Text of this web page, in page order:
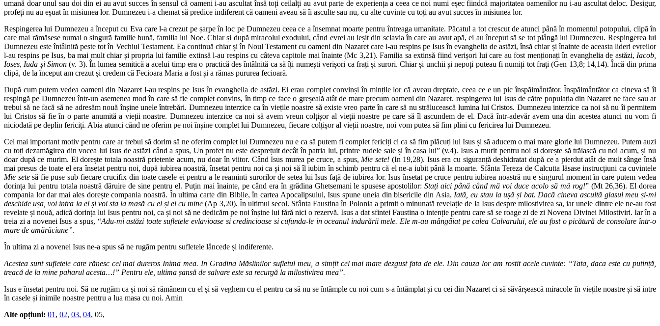
umană doar unul sau doi din ei au avut succes în sensul că oameni i-au ascultat însă toți ceilalți au avut parte de experiența a ceea ce noi numi eșec fiindcă majoritatea oamenilor nu i-au ascultat deloc. Desigur,
profeți nu au eșuat în misiunea lor. Dumnezeu i-a chemat să predice indiferent că oameni aveau să îi asculte sau nu, cu alte cuvinte cu toți au avut succes în misiunea lor.
Respingerea lui Dumnezeu a început cu Eva care l-a crezut pe șarpe în loc pe Dumnezeu ceea ce a însemnat moarte pentru întreaga umanitate. Păcatul a tot crescut de atunci până în momentul potopului, clipă în
care mai rămăsese numai o singură familie bună, familia lui Noe. Chiar și după miracolul exodului, când evrei au ieșit din sclavia în care au avut apă, ei au început să se tot plângă lui Dumnezeu. Respingerea lui
Dumnezeu este întâlnită peste tot în Vechiul Testament. Ea continuă chiar și în Noul Testament cu oameni din Nazaret care l-au respins pe Isus în evanghelia de astăzi, însă chiar și înainte de aceasta lideri evreilor
l-au respins pe Isus, ba mai mult chiar și propria lui familie extinsă l-au respins cu câteva capitole mai înainte (Mc 3,21). Familia sa extinsă fiind verișori lui care au fost menționați în evanghelia de astăzi, Iacob,
Ioses, Iuda și Simon (v. 3). În lumea semitică a acelui timp era o practică des întâlnită ca să îți numești verișori ca frați și surori. Chiar și unchii și nepoți puteau fi numiți tot frați (Gen 13,8; 14,14). Încă din prima
clipă, de la început am crezut și credem că Fecioara Maria a fost și a rămas pururea fecioară.
După cum putem vedea oameni din Nazaret l-au respins pe Isus în evanghelia de astăzi. Ei erau complet convinși în mințile lor că aveau dreptate, ceea ce e un pic înspăimântător. Înspăimântător ca cineva să îl
respingă pe Dumnezeu într-un asemenea mod în care să fie complet convins, în timp ce face o greșeală atât de mare precum oameni din Nazaret. respingerea lui Isus de către populația din Nazaret ne face sau ar
trebui să ne facă să ne adresăm nouă înșine unele întrebări. Dumnezeu interzice ca în viețile noastre să existe vreo parte în care să nu strălucească lumina lui Cristos. Dumnezeu interzice ca noi să nu îi permitem
lui Cristos să fie în o parte anumită a vieții noastre. Dumnezeu interzice ca noi să avem vreun colțișor al vieții noastre pe care să îl ascundem de el. Dacă într-adevăr avem una din acestea atunci nu vom fi
niciodată pe deplin fericiți. Abia atunci când ne oferim pe noi înșine complet lui Dumnezeu, fiecare colțișor al vieții noastre, noi vom putea să fim plini cu fericirea lui Dumnezeu.
Cel mai important motiv pentru care ar trebui să dorim să ne oferim complet lui Dumnezeu nu e ca să putem fi complet fericiți ci ca să fim plăcuți lui Isus și să aducem o mai mare glorie lui Dumnezeu. Putem auzi
cu toți dezamăgirea din vocea lui Isus de astăzi când a spus, Un profet nu este desprețuit decât în patria lui, printre rudele sale și în casa lui” (v.4). Isus a murit pentru noi și dorește să trăiască cu noi acum, și nu
doar după ce murim. El dorește totala noastră prietenie acum, nu doar în viitor. Când Isus murea pe cruce, a spus, Mie sete!(In 19,28). Isus era cu siguranță deshidratat după ce a pierdut atât de mult sânge însă
mai presus de toate el era însetat pentru noi, după iubirea noastră, însetat pentru noi ca și noi să îl iubim în schimb pentru că el ne-a iubit până la moarte. Sfânta Tereza de Calcutta lăsase instrucțiuni ca cuvintele
Mie setesă fie puse sub fiecare crucifix din toate casele ei pentru a le reaminti surorilor de setea lui Isus față de iubirea lor. Isus însetat pe cruce pentru iubirea noastră nu e singurul moment în care putem vedea
dorința lui pentru totala noastră dăruire de sine pentru el. Puțin mai înainte, pe când era în grădina Ghetsemani le spusese apostolilor:Stați aici până când mă voi duce acolo să mă rog!” (Mt 26,36). El dorea
compania lor dar mai ales dorește compania noastră. În ultima carte din Biblie, în cartea Apocalipsului, Isus spune uneia din bisericile din Asia, Iată, eu stau la ușă și bat. Dacă cineva ascultă glasul meu și-mi
deschide ușa, voi intra la el și voi sta la masă cu el și el cu mine (Ap 3,20). În ultimul secol. Sfânta Faustina în Polonia a primit o minunată revelație de la Isus despre milostivirea sa, iar unele dintre ele ne-au fost
revelate și nouă, adică dorința lui Isus pentru noi, ca și noi să ne dedicăm pe noi înșine lui fără nici o rezervă. Isus a dat sfintei Faustina o intenție pentru care să se roage zi de zi Novena Divinei Milostiviri. Iar în a
treia zi a novenei Isus a spus, “Adu-mi astăzi toate sufletele evlavioase si credincioase si cufunda-le in oceanul indurării mele. Ele m-au mângâiat pe calea Calvarului, ele au fost o picătură de consolare într-o
mare de amărăciune”.
În ultima zi a novenei Isus ne-a spus să ne rugăm pentru sufletele lâncede și indiferente.
Acestea sunt sufletele care rănesc cel mai dureros Inima mea. In Gradina Măslinilor sufletul meu, a simțit cel mai mare dezgust fata de ele. Din cauza lor am rostit acele cuvinte: “Tata, daca este cu putință,
treacă de la mine paharul acesta…!” Pentru ele, ultima șansă de salvare este sa recurgă la milostivirea mea”.
Isus e însetat pentru noi. Să ne rugăm ca și noi să rămânem cu el și să veghem cu el pentru ca să nu se întâmple cu noi cum s-a întâmplat și cu cei din Nazaret ci să săvârșească miracole în viețile noastre și să intre
în casele și inimile noastre pentru a lua masa cu noi. Amin
Alte opțiuni: 01 , 02, 03, 04, 05,